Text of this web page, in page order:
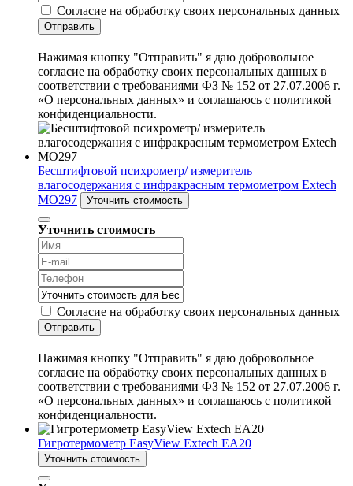
Согласие на обработку своих персональных данных
Отправить
Нажимая кнопку "Отправить" я даю добровольное
согласие на обработку своих персональных данных в
соответствии с требованиями ФЗ № 152 от 27.07.2006 г.
«О персональных данных» и соглашаюсь с политикой
конфиденциальности.
Бесштифтовой психрометр/ измеритель
влагосодержания с инфракрасным термометром Extech
MO297
Уточнить стоимость
Уточнить стоимость
Согласие на обработку своих персональных данных
Отправить
Нажимая кнопку "Отправить" я даю добровольное
согласие на обработку своих персональных данных в
соответствии с требованиями ФЗ № 152 от 27.07.2006 г.
«О персональных данных» и соглашаюсь с политикой
конфиденциальности.
Гигротермометр EasyView Extech EA20
Уточнить стоимость